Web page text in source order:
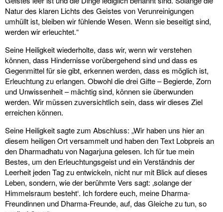
Natur des klaren Lichts des Geistes von Verunreinigungen
umhüllt ist, bleiben wir fühlende Wesen. Wenn sie beseitigt sind,
werden wir erleuchtet.“
Seine Heiligkeit wiederholte, dass wir, wenn wir verstehen
können, dass Hindernisse vorübergehend sind und dass es
Gegenmittel für sie gibt, erkennen werden, dass es möglich ist,
Erleuchtung zu erlangen. Obwohl die drei Gifte – Begierde, Zorn
und Unwissenheit – mächtig sind, können sie überwunden
werden. Wir müssen zuversichtlich sein, dass wir dieses Ziel
erreichen können.
Seine Heiligkeit sagte zum Abschluss: „Wir haben uns hier an
diesem heiligen Ort versammelt und haben den Text Lobpreis an
den Dharmadhatu von Nagarjuna gelesen. Ich für tue mein
Bestes, um den Erleuchtungsgeist und ein Verständnis der
Leerheit jeden Tag zu entwickeln, nicht nur mit Blick auf dieses
Leben, sondern, wie der berühmte Vers sagt: ‚solange der
Himmelsraum besteht‘. Ich fordere euch, meine Dharma-
Freundinnen und Dharma-Freunde, auf, das Gleiche zu tun, so